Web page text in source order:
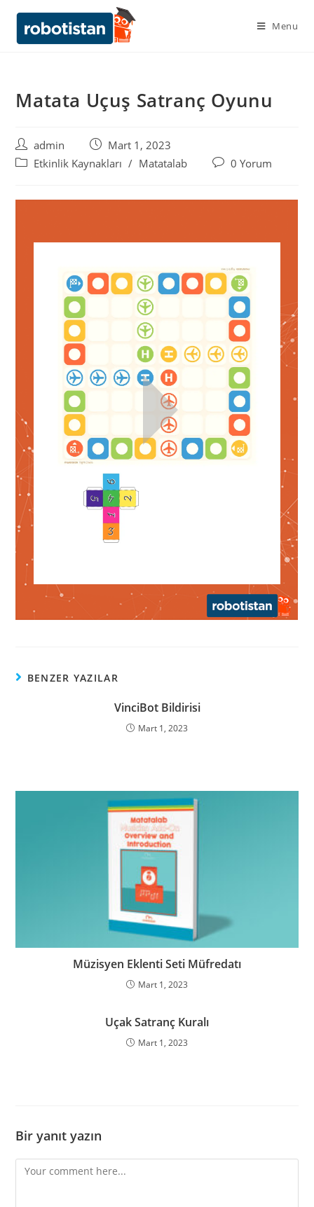
Menu
Matata Uçuş Satranç Oyunu
admin
Mart 1, 2023
Etkinlik Kaynakları / Matatalab 0 Yorum
BENZER YAZILAR
VinciBot Bildirisi
Mart 1, 2023
Müzisyen Eklenti Seti Müfredatı
Mart 1, 2023
Uçak Satranç Kuralı
Mart 1, 2023
Bir yanıt yazın